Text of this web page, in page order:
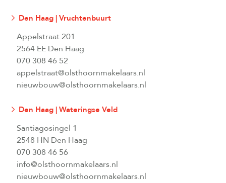
Den Haag | Vruchtenbuurt
Appelstraat 201
2564 EE Den Haag
070 308 46 52
appelstraat@olsthoornmakelaars.nl
nieuwbouw@olsthoornmakelaars.nl
Den Haag | Wateringse Veld
Santiagosingel 1
2548 HN Den Haag
070 308 46 56
info@olsthoornmakelaars.nl
nieuwbouw@olsthoornmakelaars.nl